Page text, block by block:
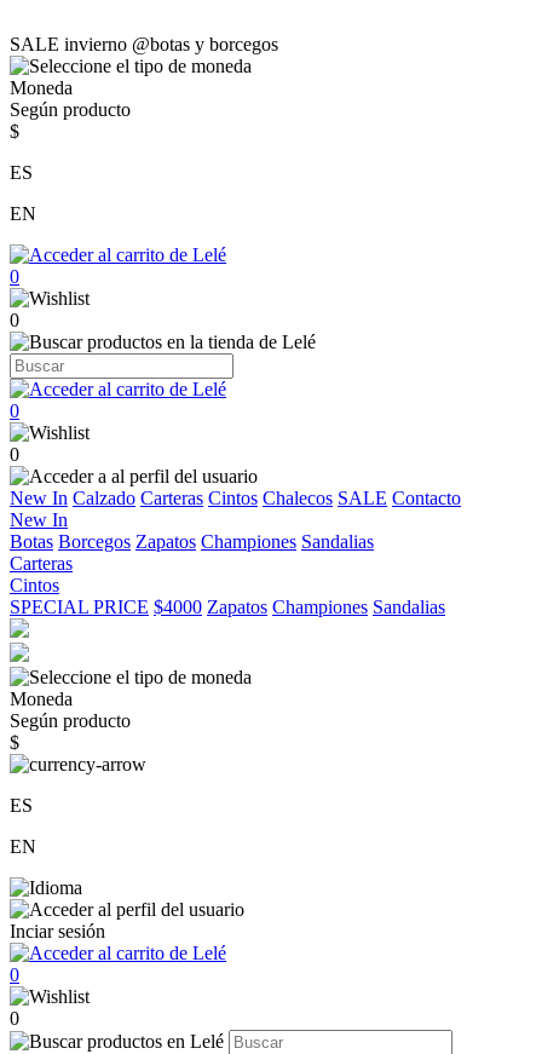
SALE invierno @botas y borcegos
Moneda
Según producto
$
ES
EN
0
0
0
0
New In Calzado Carteras Cintos Chalecos SALE Contacto
New In
Botas Borcegos Zapatos Championes Sandalias
Carteras
Cintos
SPECIAL PRICE $4000 Zapatos Championes Sandalias
Moneda
Según producto
$
ES
EN
Inciar sesión
0
0